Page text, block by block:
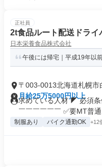
正社員
2t食品ルート配送ドライ
日本栄養食品株式会社
午後には帰宅｜平成19年以
〒003-0013北海道札幌市
月給25万5000円以上
求めている人材 ◤ 必須
￣￣￣￣￣￣ ✅要MT普通
制服あり バイク通勤OK +12